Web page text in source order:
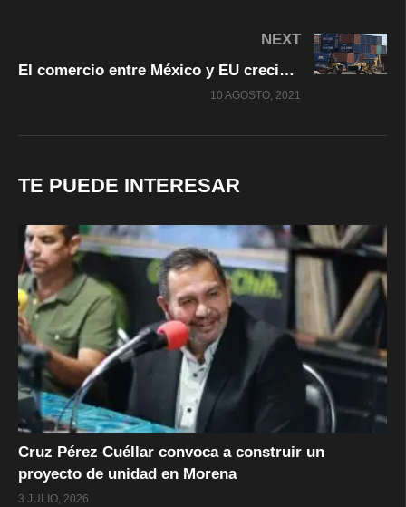
NEXT
El comercio entre México y EU creció 32.2% en primer semestre de 2021
10 AGOSTO, 2021
TE PUEDE INTERESAR
Cruz Pérez Cuéllar convoca a construir un
proyecto de unidad en Morena
3 JULIO, 2026